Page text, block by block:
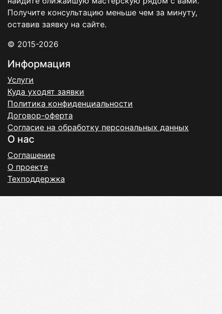
Получите консультацию меньше чем за минуту,
оставив заявку на сайте.
© 2015-2026
Информация
Услуги
Куда уходят заявки
Политика конфиденциальности
Договор-оферта
Согласие на обработку персональных данных
О нас
Соглашение
О проекте
Техподдержка